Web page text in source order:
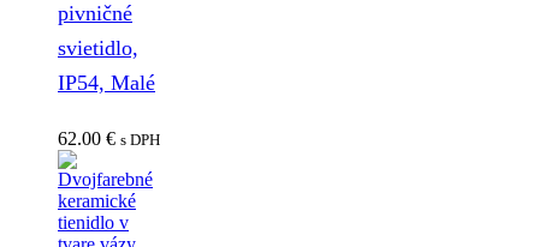
pivničné
svietidlo,
IP54, Malé
62.00 € s DPH